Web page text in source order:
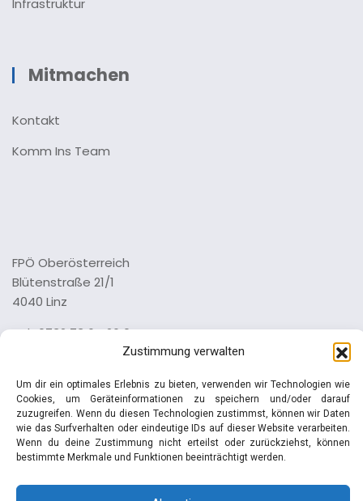
Zustimmung verwalten
Um dir ein optimales Erlebnis zu bieten, verwenden wir Technologien wie
Cookies, um Geräteinformationen zu speichern und/oder darauf
zuzugreifen. Wenn du diesen Technologien zustimmst, können wir Daten
wie das Surfverhalten oder eindeutige IDs auf dieser Website verarbeiten.
Wenn du deine Zustimmung nicht erteilst oder zurückziehst, können
bestimmte Merkmale und Funktionen beeinträchtigt werden.
Infrastruktur
Mitmachen
Kontakt
Komm Ins Team
FPÖ Oberösterreich
Blütenstraße 21/1
4040 Linz
Tel.: 0732 73 64 26 0
Datenschutz
© Manfred Haimbuchner | FPÖ